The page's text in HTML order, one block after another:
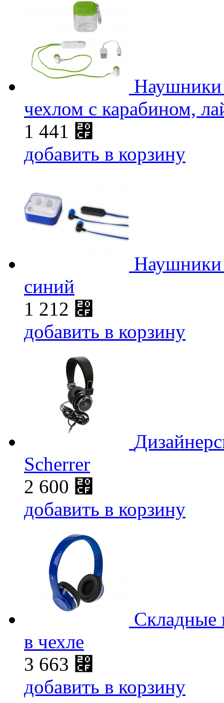
чехлом с карабином,
1 441 ⃏
добавить в корзину
Наушники
синий
1 212 ⃏
добавить в корзину
Scherrer
2 600 ⃏
добавить в корзину
Складные
в чехле
3 663 ⃏
добавить в корзину